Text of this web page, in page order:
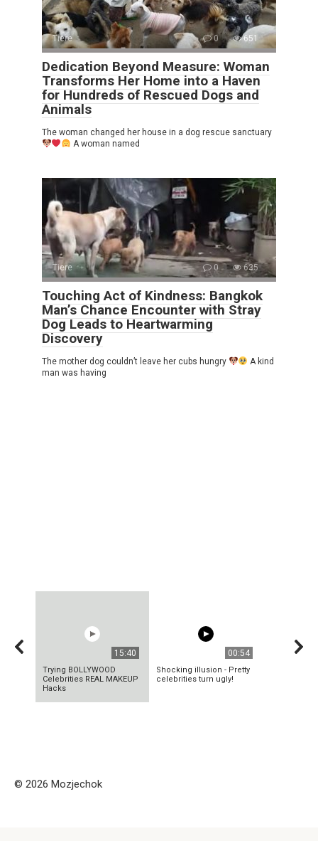
Tiere 0 651
Dedication Beyond Measure: Woman
Transforms Her Home into a Haven
for Hundreds of Rescued Dogs and
Animals
The woman changed her house in a dog rescue sanctuary
A woman named
Tiere 0 635
Touching Act of Kindness: Bangkok
Man’s Chance Encounter with Stray
Dog Leads to Heartwarming
Discovery
The mother dog couldn’t leave her cubs hungry
A kind
man was having
15:40
Trying BOLLYWOOD
Celebrities REAL MAKEUP
Hacks
00:54
Shocking illusion - Pretty
celebrities turn ugly!
© 2026 Mozjechok